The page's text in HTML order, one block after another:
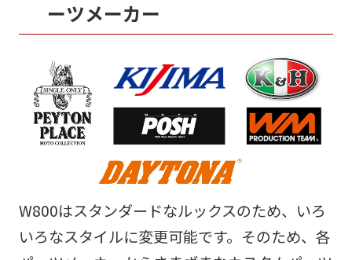
ーツメーカー
W800はスタンダードなルックスのため、いろ
いろなスタイルに変更可能です。そのため、各